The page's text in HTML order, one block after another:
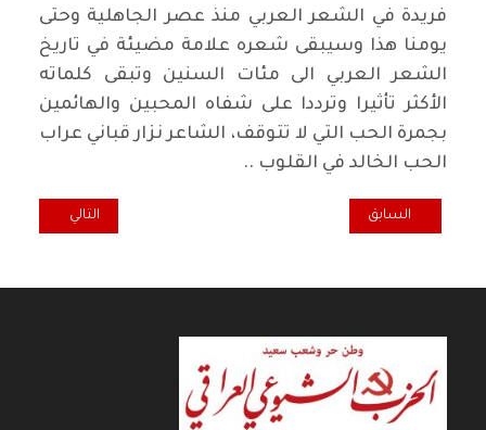
فريدة في الشعر العربي منذ عصر الجاهلية وحتى
يومنا هذا وسيبقى شعره علامة مضيئة في تاريخ
الشعر العربي الى مئات السنين وتبقى كلماته
الأكثر تأثيرا وترددا على شفاه المحبين والهائمين
بجمرة الحب التي لا تتوقف، الشاعر نزار قباني عراب
الحب الخالد في القلوب ..
المقال السابق: نتمرى في الروايات : هايكو عراقي
السابق المقال التالي:
التالي